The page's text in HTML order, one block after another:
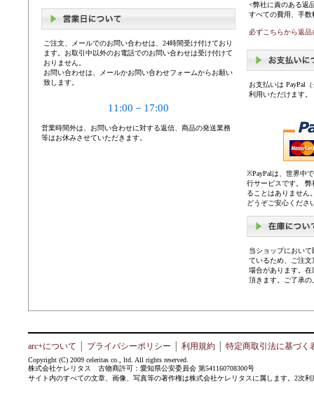
ご注文、メールでのお問い合わせは、24時間受け付けており
ます。お取引中以外のお電話でのお問い合わせは受け付けて
おりません。
お問い合わせは、メールかお問い合わせフォームからお願い
致します。
11:00－17:00
営業時間外は、お問い合わせに対する返信、商品の発送業務
等はお休みさせていただきます。
<弊社に責のある返
すべての費用、手
必ずこちらから返
お支払いは PayPal
利用いただけます。
※PayPalは、世界中
行サービスです。
ることはありません
どうぞご安心くださ
当ショップにおい
ているため、ご注
場合があります。
頂きます。ご了承
arc+について プライバシーポリシー 利用規約 特定商取引法に基づく
Copyright (C) 2009 celeritas co., ltd. All rights reserved.
株式会社ケレリタス 古物商許可：愛知県公安委員会 第541160708300号
サイト内のすべての文章、画像、写真等の著作権は株式会社ケレリタスに属します。2次